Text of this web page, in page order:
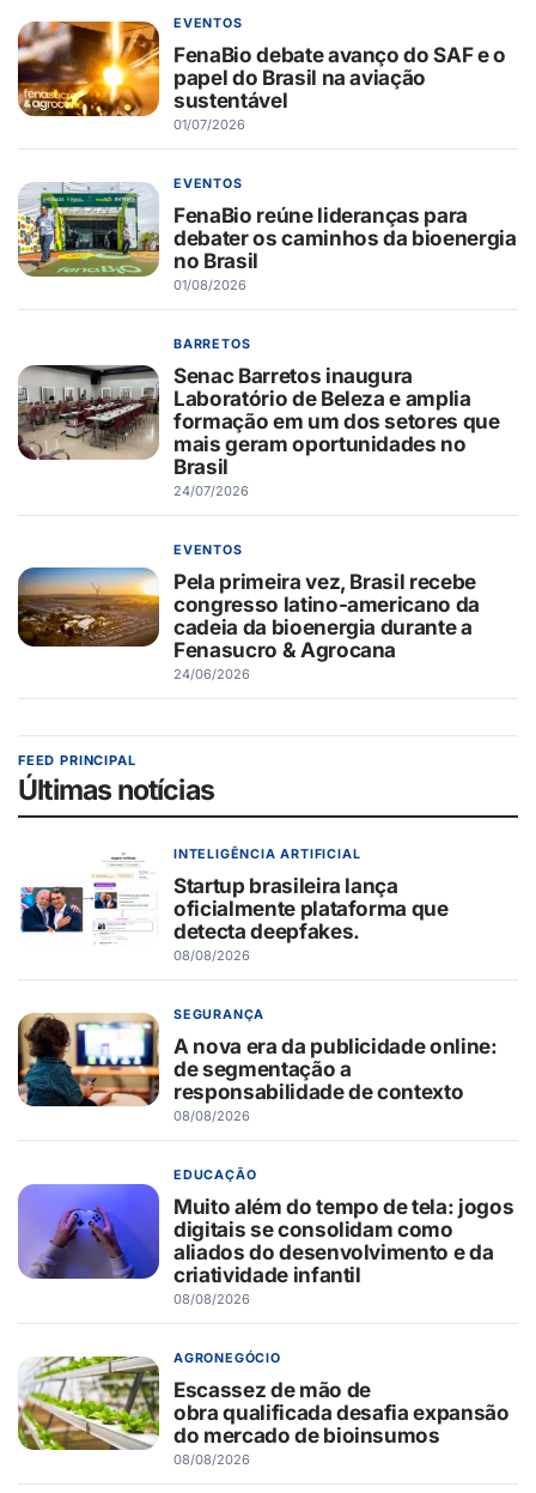
EVENTOS
FenaBio debate avanço do SAF e o
papel do Brasil na aviação
sustentável
01/07/2026
EVENTOS
FenaBio reúne lideranças para
debater os caminhos da bioenergia
no Brasil
01/08/2026
BARRETOS
Senac Barretos inaugura
Laboratório de Beleza e amplia
formação em um dos setores que
mais geram oportunidades no
Brasil
24/07/2026
EVENTOS
Pela primeira vez, Brasil recebe
congresso latino-americano da
cadeia da bioenergia durante a
Fenasucro & Agrocana
24/06/2026
FEED PRINCIPAL
Últimas notícias
INTELIGÊNCIA ARTIFICIAL
Startup brasileira lança
oficialmente plataforma que
detecta deepfakes.
08/08/2026
SEGURANÇA
A nova era da publicidade online:
de segmentação a
responsabilidade de contexto
08/08/2026
EDUCAÇÃO
Muito além do tempo de tela: jogos
digitais se consolidam como
aliados do desenvolvimento e da
criatividade infantil
08/08/2026
AGRONEGÓCIO
Escassez de mão de
obra qualificada desafia expansão
do mercado de bioinsumos
08/08/2026